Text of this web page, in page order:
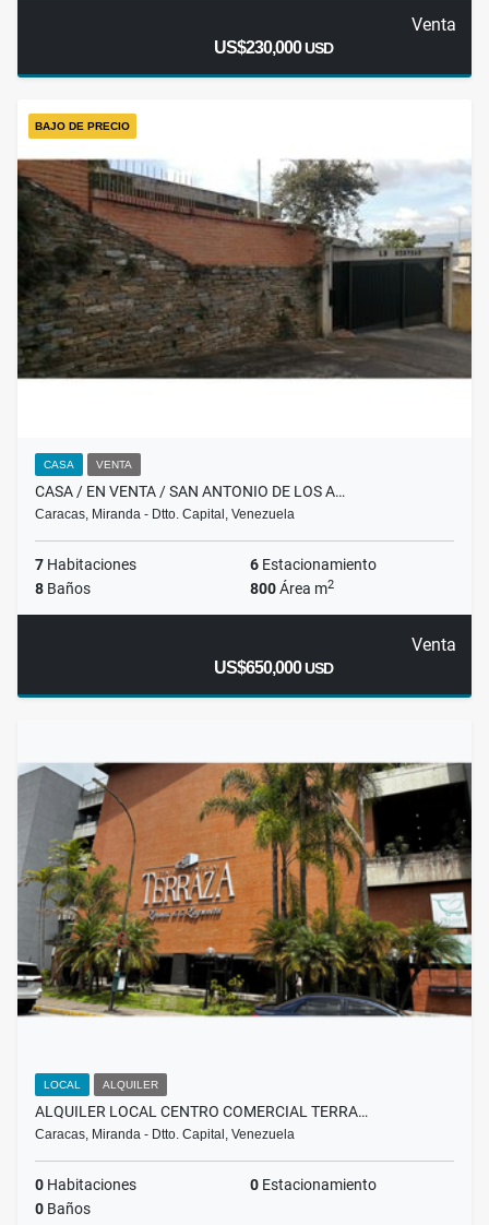
Venta
US$230,000USD
BAJO DE PRECIO
CASA VENTA
CASA / EN VENTA / SAN ANTONIO DE LOS A…
Caracas, Miranda - Dtto. Capital, Venezuela
7 Habitaciones 6 Estacionamiento
8 Baños 800Área m2
Venta
US$650,000USD
LOCAL ALQUILER
ALQUILER LOCAL CENTRO COMERCIAL TERRA…
Caracas, Miranda - Dtto. Capital, Venezuela
0 Habitaciones 0 Estacionamiento
0 Baños